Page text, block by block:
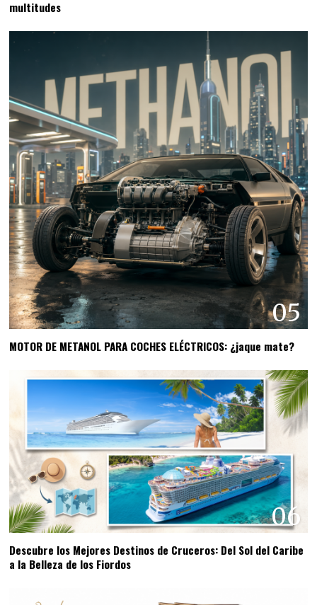
multitudes
05
MOTOR DE METANOL PARA COCHES ELÉCTRICOS: ¿jaque mate?
06
Descubre los Mejores Destinos de Cruceros: Del Sol del Caribe
a la Belleza de los Fiordos